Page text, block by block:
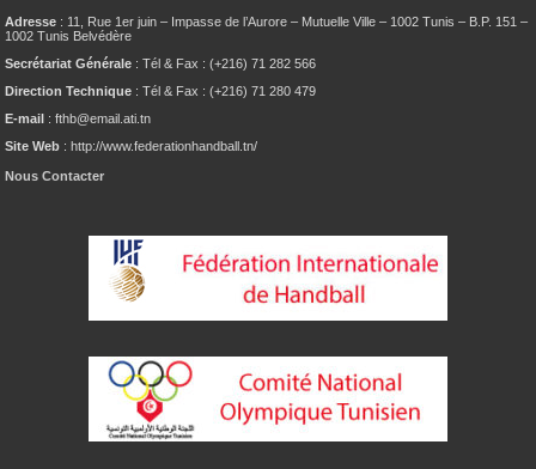
Adresse : 11, Rue 1er juin – Impasse de l’Aurore – Mutuelle Ville – 1002 Tunis – B.P. 151 –
1002 Tunis Belvédère
Secrétariat Générale : Tél & Fax : (+216) 71 282 566
Direction Technique : Tél & Fax : (+216) 71 280 479
E-mail : fthb@email.ati.tn
Site Web : http://www.federationhandball.tn/
Nous Contacter